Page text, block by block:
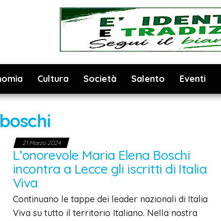
Cultura Società Salento Eventi
boschi
21 Marzo 2024
L’onorevole Maria Elena Boschi
incontra a Lecce gli iscritti di Italia
Viva
Continuano le tappe dei leader nazionali di Italia
Viva su tutto il territorio Italiano. Nella nostra